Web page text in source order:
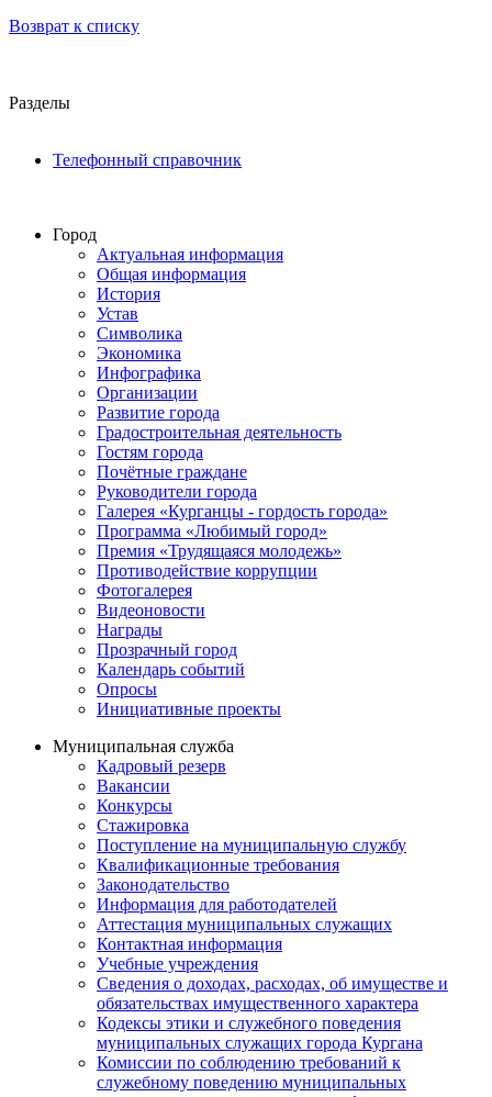
Возврат к списку
Разделы
Телефонный справочник
Город
Актуальная информация
Общая информация
История
Устав
Символика
Экономика
Инфографика
Организации
Развитие города
Градостроительная деятельность
Гостям города
Почётные граждане
Руководители города
Галерея «Курганцы - гордость города»
Программа «Любимый город»
Премия «Трудящаяся молодежь»
Противодействие коррупции
Фотогалерея
Видеоновости
Награды
Прозрачный город
Календарь событий
Опросы
Инициативные проекты
Муниципальная служба
Кадровый резерв
Вакансии
Конкурсы
Стажировка
Поступление на муниципальную службу
Квалификационные требования
Законодательство
Информация для работодателей
Аттестация муниципальных служащих
Контактная информация
Учебные учреждения
Сведения о доходах, расходах, об имуществе и
обязательствах имущественного характера
Кодексы этики и служебного поведения
муниципальных служащих города Кургана
Комиссии по соблюдению требований к
служебному поведению муниципальных